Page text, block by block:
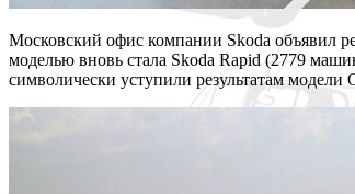
Московский офис компании Skoda объявил
моделью вновь стала Skoda Rapid (2779
символически уступили результатам модели